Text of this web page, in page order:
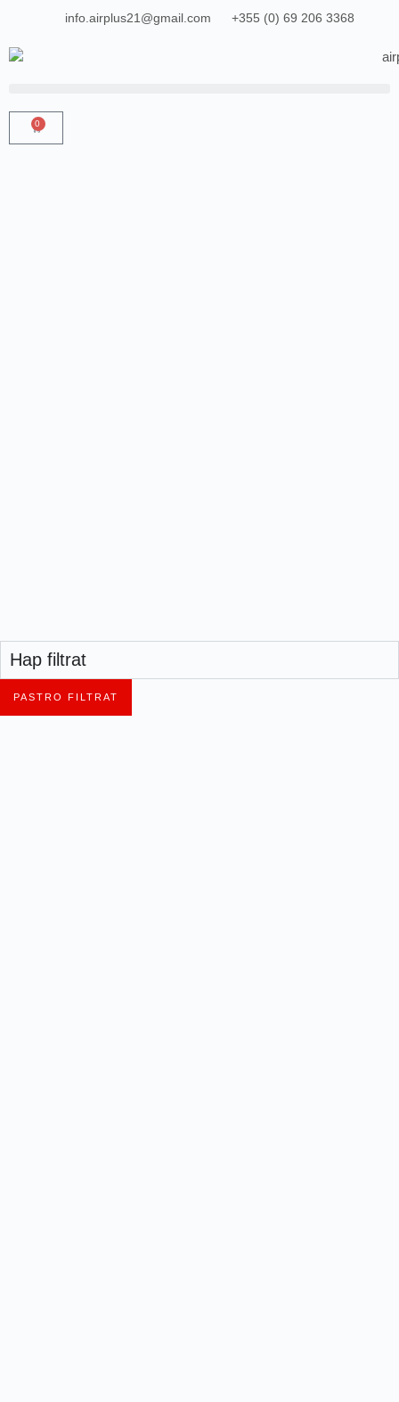
info.airplus21@gmail.com +355 (0) 69 206 3368
0
Hap filtrat
PASTRO FILTRAT